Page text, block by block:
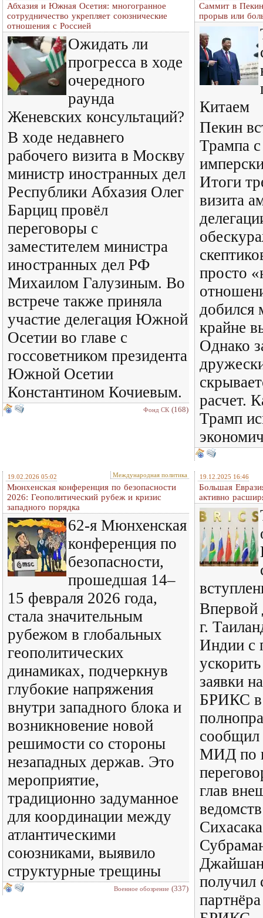
Абхазия и Южная Осетия: многогранное
сотрудничество укрепляет союзнические
отношения с Россией
Ожидать ли
прогресса в ходе
очередного
раунда
Женевских консультаций?
В ходе недавнего
рабочего визита в Москву
министр иностранных дел
Республики Абхазия Олег
Барциц провёл
переговоры с
заместителем министра
иностранных дел РФ
Михаилом Галузиным. Во
встрече также приняла
участие делегация Южной
Осетии во главе с
госсоветником президента
Южной Осетии
Константином Кочиевым.
Фонд СК (168)
Саммит в
прорыв или
Китаем
Пекин
Трампа
Итоги
визита
просто
добился
крайне
Однако
расчет.
Трамп
19.02.2026 05:02 Международная политика
Мюнхенская конференция по безопасности
2026: Геополитический рубеж и кризис
западного порядка
62-я Мюнхенская
конференция по
безопасности,
прошедшая 14–
15 февраля 2026 года,
стала значительным
рубежом в глобальных
геополитических
динамиках, подчеркнув
глубокие напряжения
внутри западного блока и
возникновение новой
решимости со стороны
незападных держав. Это
мероприятие,
традиционно задуманное
для координации между
атлантическими
союзниками, выявило
структурные трещины
Военное обозрение (337)
19.12.2025 16:46
Большая
активно
Впервой
г.
Индии с
заявки
БРИКС в
сообщил
МИД по
глав
получил